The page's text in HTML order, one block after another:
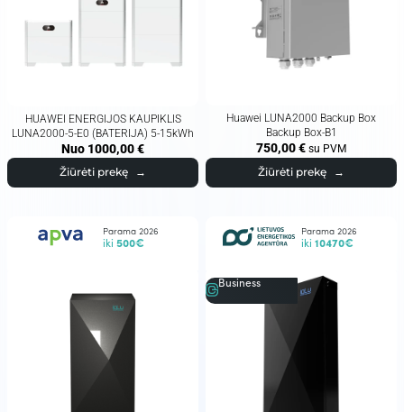
HUAWEI ENERGIJOS KAUPIKLIS
LUNA2000-5-E0 (BATERIJA) 5-15kWh
Nuo 1000,00€
Žiūrėti prekę →
Huawei LUNA2000 Backup Box
Backup Box-B1
750,00€ su PVM
Žiūrėti prekę →
Parama 2026
iki 500€
Parama 2026
iki 10470€
Business